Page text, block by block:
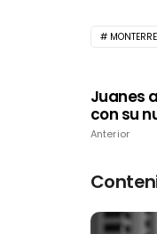
Juanes
con su
Anterior